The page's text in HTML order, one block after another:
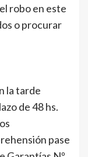
robo en este
o procurar
la tarde
de 48 hs.
pase